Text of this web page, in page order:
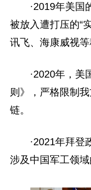
·2019年美国
被放入遭打压的“
讯飞、海康威视等
·2020年，美
则》，严格限制
链。
·2021年拜登
涉及中国军工领域